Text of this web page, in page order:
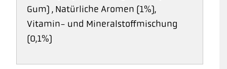
Gum) , Natürliche Aromen (1%),
Vitamin- und Mineralstoffmischung
(0,1%)